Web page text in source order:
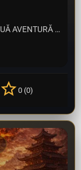
⚔️ METIN2 NEORIA — UN NOU DESTIN, O NOUĂ AVENTURĂ ⚔️ Ești gata să îți scrii propria legendă? Metin2 Neoria…
0 (0)